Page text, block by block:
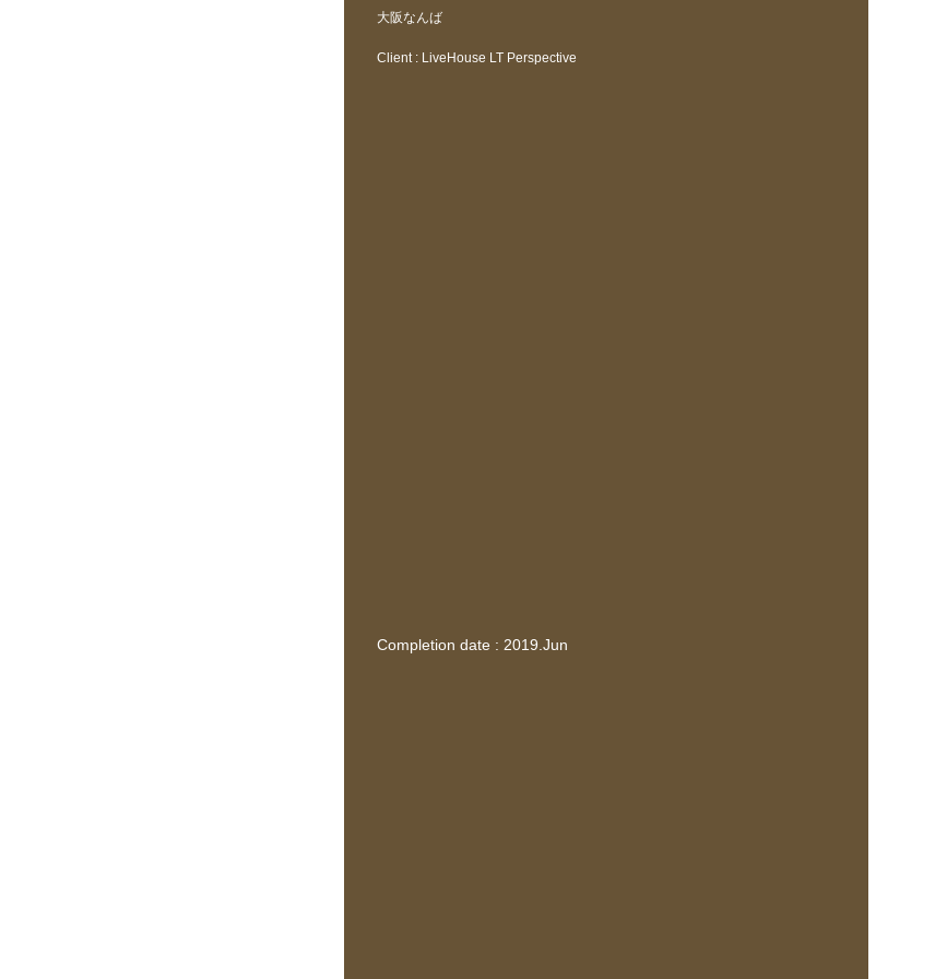
大阪なんば
Client : LiveHouse LT Perspective
Completion date : 2019.Jun